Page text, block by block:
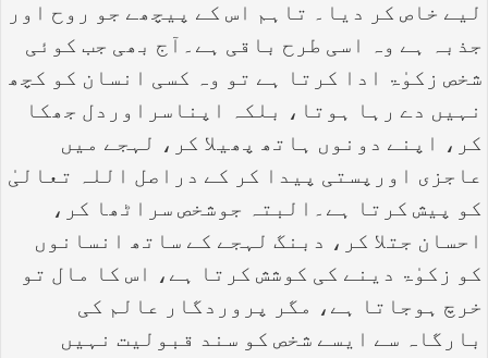
لیے خاص کر دیا۔ تاہم اس کے پیچھے جو روح اور
جذبہ ہے وہ اسی طرح باقی ہے۔آج بھی جب کوئی
شخص زکوٰۃ ادا کرتا ہے تو وہ کسی انسان کو کچھ
نہیں دے رہا ہوتا، بلکہ اپناسراوردل جھکا
کر، اپنے دونوں ہاتھ پھیلا کر، لہجے میں
عاجزی اورپستی پیدا کر کے دراصل اللہ تعالیٰ
کو پیش کرتا ہے۔البتہ جوشخص سراٹھا کر،
احسان جتلا کر، دبنگ لہجے کے ساتھ انسانوں
کو زکوٰۃ دینے کی کوشش کرتا ہے، اس کا مال تو
خرچ ہوجاتا ہے، مگر پروردگار عالم کی
بارگاہ سے ایسے شخص کو سند قبولیت نہیں